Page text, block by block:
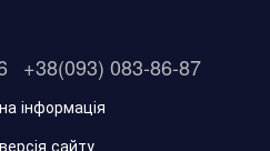
+38(093) 083-86-87
інформація
сайту